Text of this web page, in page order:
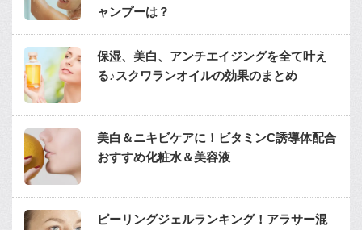
ャンプーは？
保湿、美白、アンチエイジングを全て叶え
る♪スクワランオイルの効果のまとめ
美白＆ニキビケアに！ビタミンC誘導体配合
おすすめ化粧水＆美容液
ピーリングジェルランキング！アラサー混